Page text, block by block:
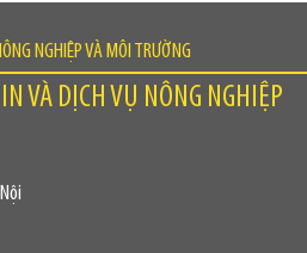
NGHIỆP VÀ MÔI TRƯỜNG
VÀ DỊCH VỤ NÔNG NGHIỆP